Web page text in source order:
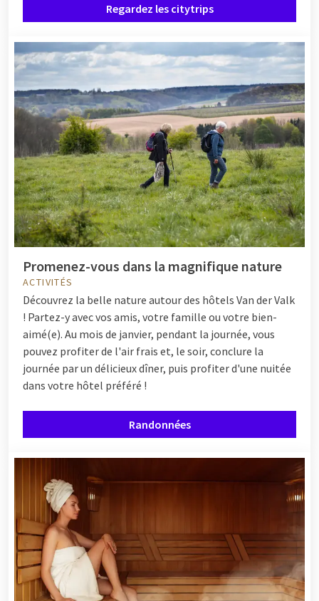
Regardez les citytrips
Promenez-vous dans la magnifique nature
ACTIVITÉS
Découvrez la belle nature autour des hôtels Van der Valk
! Partez-y avec vos amis, votre famille ou votre bien-
aimé(e). Au mois de janvier, pendant la journée, vous
pouvez profiter de l'air frais et, le soir, conclure la
journée par un délicieux dîner, puis profiter d'une nuitée
dans votre hôtel préféré !
Randonnées